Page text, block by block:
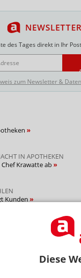
Diese
NEWSLETTER
des Tages direkt in Ihr
zum Newsletter &
IN APOTHEKEN
Chef Krawatte ab
Kunden
los – so feiern die